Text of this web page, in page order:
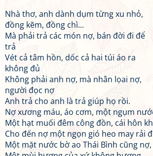
Nhà thơ, anh dành dụm từng xu nhỏ,
đồng kẽm, đồng chì...
Mà phải trả các món nợ, bán đời đi để
trả
Vét cả tâm hồn, dốc cả hai túi áo ra
không đủ
Không phải anh nợ, mà nhân lọai nợ,
người đọc nợ
Anh trả cho anh là trả giúp họ rồi.
Nợ xương máu, áo cơm, một ngụm
Một hạt muối đêm công đồn, cái hôn
Cho đến nợ một ngọn gió heo may rải
Một mặt nước bờ ao Thái Bình cũng nợ,